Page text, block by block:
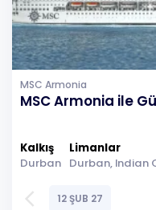
MSC Armonia
MSC Armonia ile
Kalkış
Durban
Limanlar
Durban, Indian
arrow_back_ios 12 ŞUB 27